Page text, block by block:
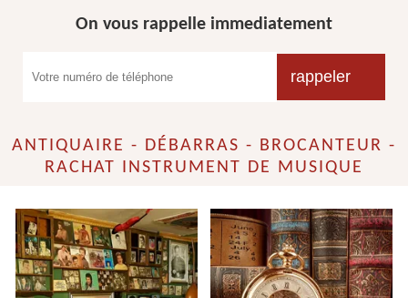
On vous rappelle immediatement
ANTIQUAIRE - DÉBARRAS - BROCANTEUR -
RACHAT INSTRUMENT DE MUSIQUE